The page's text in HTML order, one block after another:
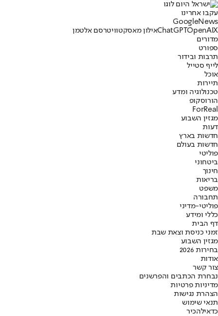
עקבו אחרינו
Googl eNews
ChatGPTOpenAIX אילון מאסקטוויטרסם אלטמן
מדורים
ספורט
תרבות ובידור
לייף סטייל
אוכל
תיירות
טכנולוגיה ומדע
הורוסקופ
ForReal
מגזין השבוע
דעות
חדשות בארץ
חדשות בעולם
פוליטי
ביטחוני
חינוך
בריאות
משפט
תחבורה
פוליטי-מדיני
כללי ומידע
דף הבית
זמני כניסת וצאת שבת
מגזין השבוע
בחירות 2026
אודות
צור קשר
נבחרת הכתבים והפרשנים
מדיניות פרטיות
הצהרת נגישות
תנאי שימוש
כדאילהכיר